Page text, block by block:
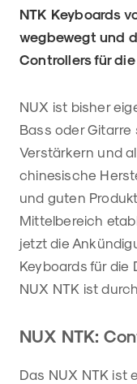
NTK Keyboards
wegbewegt und
Controllers für die
NUX ist bisher
Bass oder Gitarre
Verstärkern und
chinesische
und guten
Mittelbereich
jetzt die
Keyboards für die
NUX NTK ist
NUX NTK:
Das NUX NTK ist